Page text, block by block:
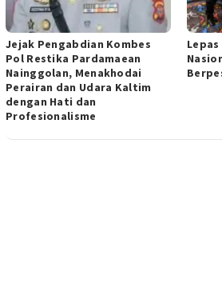
Jejak Pengabdian Kombes
Pol Restika Pardamaean
Nainggolan, Menakhodai
Perairan dan Udara Kaltim
dengan Hati dan
Profesionalisme